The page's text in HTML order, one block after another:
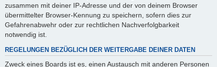
zusammen mit deiner IP-Adresse und der von deinem Browser
übermittelter Browser-Kennung zu speichern, sofern dies zur
Gefahrenabwehr oder zur rechtlichen Nachverfolgbarkeit
notwendig ist.
REGELUNGEN BEZÜGLICH DER WEITERGABE DEINER DATEN
Zweck eines Boards ist es, einen Austausch mit anderen Personen